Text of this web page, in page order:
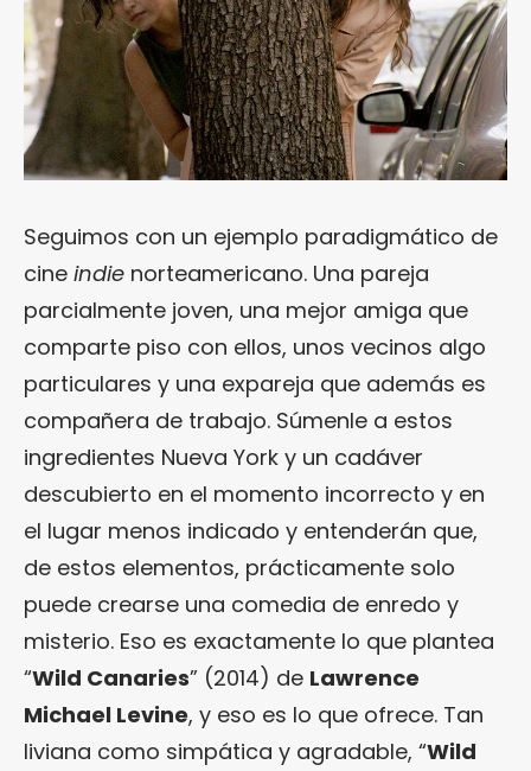
Seguimos con un ejemplo paradigmático de
cine indie norteamericano. Una pareja
parcialmente joven, una mejor amiga que
comparte piso con ellos, unos vecinos algo
particulares y una expareja que además es
compañera de trabajo. Súmenle a estos
ingredientes Nueva York y un cadáver
descubierto en el momento incorrecto y en
el lugar menos indicado y entenderán que,
de estos elementos, prácticamente solo
puede crearse una comedia de enredo y
misterio. Eso es exactamente lo que plantea
“Wild Canaries” (2014) de Lawrence
Michael Levine, y eso es lo que ofrece. Tan
liviana como simpática y agradable, “Wild